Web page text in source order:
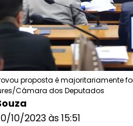
proposta é majoritariamente
Câmara dos Deputados
10/2023 às 15:51